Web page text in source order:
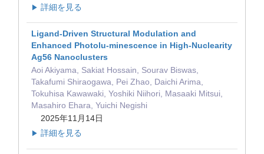
▶ 詳細を見る
Ligand-Driven Structural Modulation and
Enhanced Photolu-minescence in High-Nuclearity
Ag56 Nanoclusters
Aoi Akiyama, Sakiat Hossain, Sourav Biswas,
Takafumi Shiraogawa, Pei Zhao, Daichi Arima,
Tokuhisa Kawawaki, Yoshiki Niihori, Masaaki Mitsui,
Masahiro Ehara, Yuichi Negishi
2025年11月14日
▶ 詳細を見る